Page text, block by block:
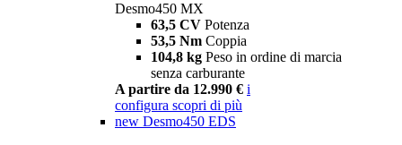
Desmo450 MX
63,5 CV Potenza
53,5 Nm Coppia
104,8 kg Peso in ordine di marcia
senza carburante
A partire da 12.990 € i
configura scopri di più
new Desmo450 EDS